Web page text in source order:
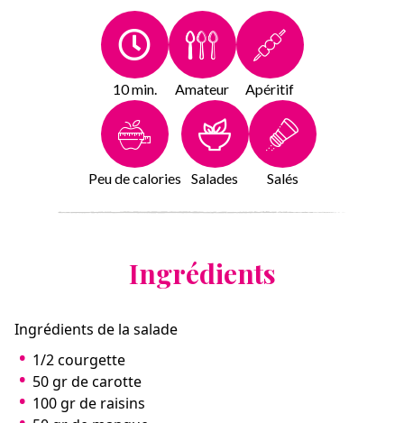
10 min. Amateur Apéritif
Peu de calories Salades Salés
Ingrédients
Ingrédients de la salade
1/2 courgette
50 gr de carotte
100 gr de raisins